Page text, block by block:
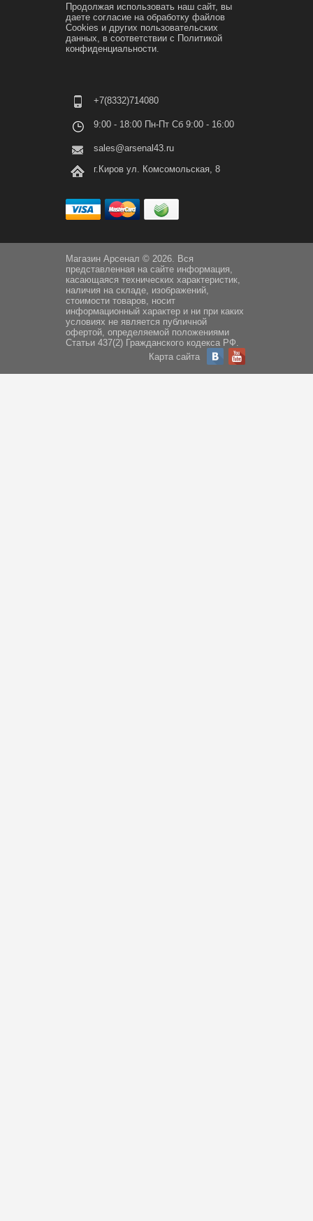
Продолжая использовать наш сайт, вы
даете согласие на обработку файлов
Cookies и других пользовательских
данных, в соответствии с Политикой
конфиденциальности.
+7(8332)714080
9:00 - 18:00 Пн-Пт Сб 9:00 - 16:00
sales@arsenal43.ru
г.Киров ул. Комсомольская, 8
Магазин Арсенал © 2026. Вся
представленная на сайте информация,
касающаяся технических характеристик,
наличия на складе, изображений,
стоимости товаров, носит
информационный характер и ни при каких
условиях не является публичной
офертой, определяемой положениями
Статьи 437(2) Гражданского кодекса РФ.
Карта сайта